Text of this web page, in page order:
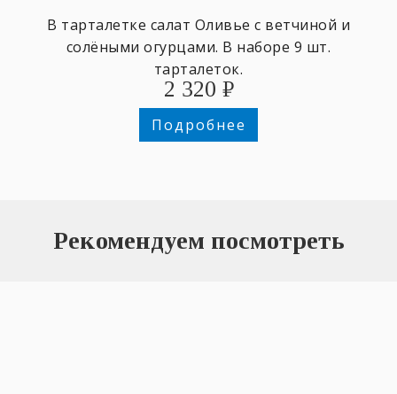
В тарталетке салат Оливье с ветчиной и
солёными огурцами. В наборе 9 шт.
тарталеток.
2 320 ₽
Подробнее
Рекомендуем посмотреть